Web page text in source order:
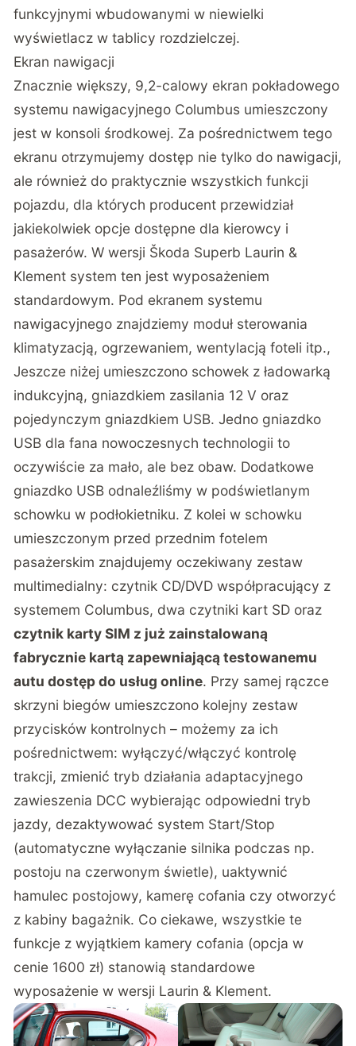
funkcyjnymi wbudowanymi w niewielki
wyświetlacz w tablicy rozdzielczej.
Ekran nawigacji
Znacznie większy, 9,2-calowy ekran pokładowego
systemu nawigacyjnego Columbus umieszczony
jest w konsoli środkowej. Za pośrednictwem tego
ekranu otrzymujemy dostęp nie tylko do nawigacji,
ale również do praktycznie wszystkich funkcji
pojazdu, dla których producent przewidział
jakiekolwiek opcje dostępne dla kierowcy i
pasażerów. W wersji Škoda Superb Laurin &
Klement system ten jest wyposażeniem
standardowym. Pod ekranem systemu
nawigacyjnego znajdziemy moduł sterowania
klimatyzacją, ogrzewaniem, wentylacją foteli itp.,
Jeszcze niżej umieszczono schowek z ładowarką
indukcyjną, gniazdkiem zasilania 12 V oraz
pojedynczym gniazdkiem USB. Jedno gniazdko
USB dla fana nowoczesnych technologii to
oczywiście za mało, ale bez obaw. Dodatkowe
gniazdko USB odnaleźliśmy w podświetlanym
schowku w podłokietniku. Z kolei w schowku
umieszczonym przed przednim fotelem
pasażerskim znajdujemy oczekiwany zestaw
multimedialny: czytnik CD/DVD współpracujący z
systemem Columbus, dwa czytniki kart SD oraz
czytnik karty SIM z już zainstalowaną
fabrycznie kartą zapewniającą testowanemu
autu dostęp do usług online. Przy samej rączce
skrzyni biegów umieszczono kolejny zestaw
przycisków kontrolnych – możemy za ich
pośrednictwem: wyłączyć/włączyć kontrolę
trakcji, zmienić tryb działania adaptacyjnego
zawieszenia DCC wybierając odpowiedni tryb
jazdy, dezaktywować system Start/Stop
(automatyczne wyłączanie silnika podczas np.
postoju na czerwonym świetle), uaktywnić
hamulec postojowy, kamerę cofania czy otworzyć
z kabiny bagażnik. Co ciekawe, wszystkie te
funkcje z wyjątkiem kamery cofania (opcja w
cenie 1600 zł) stanowią standardowe
wyposażenie w wersji Laurin & Klement.